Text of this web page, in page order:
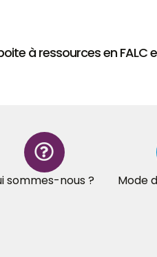
à ressources en
sommes-nous ? Mode